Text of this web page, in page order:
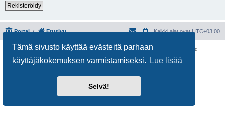
Tämä sivusto käyttää evästeitä parhaan
käyttäjäkokemuksen varmistamiseksi.
Lue lisää
Selvä!
Rekisteröidy
Portal Etusivu Kaikki ajat ovatUTC+03:00
Keskustelufoorumin ohjelmistophpBB® Forum Software © phpBB Limited
Käännös: phpBB Suomi (lurttinen, harritapio, Pettis)